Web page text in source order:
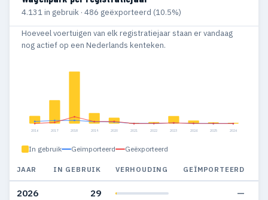
4.131 in gebruik · 486 geëxporteerd (10.5%)
Hoeveel voertuigen van elk registratiejaar staan er vandaag
nog actief op een Nederlands kenteken.
2016 2017 2018 2019 2020 2021 2022 2023 2024 2025 2026
In gebruik Geïmporteerd Geëxporteerd
JAAR IN GEBRUIK VERHOUDING GEÏMPORTEERD
2026 29 —